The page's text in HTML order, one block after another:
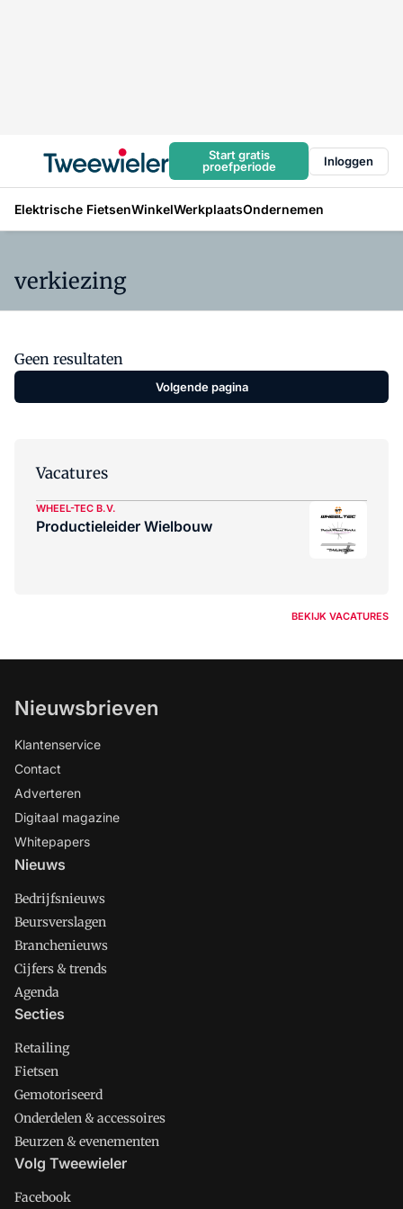
Start gratis
proefperiode
Inloggen
Elektrische FietsenWinkelWerkplaatsOndernemen
verkiezing
Geen resultaten
Volgende pagina
Vacatures
WHEEL-TEC B.V.
Productieleider Wielbouw
BEKIJK VACATURES
Nieuwsbrieven
Klantenservice
Contact
Adverteren
Digitaal magazine
Whitepapers
Nieuws
Bedrijfsnieuws
Beursverslagen
Branchenieuws
Cijfers & trends
Agenda
Secties
Retailing
Fietsen
Gemotoriseerd
Onderdelen & accessoires
Beurzen & evenementen
Volg Tweewieler
Facebook